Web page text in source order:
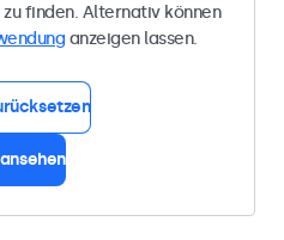
finden. Alternativ können
anzeigen lassen.